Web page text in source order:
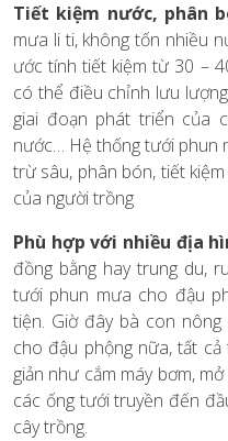
Tiết kiệm nước, phân
mưa li ti, không tốn nhiều
ước tính tiết kiệm từ 30 –
có thể điều chỉnh lưu
giai đoạn phát triển của
nước… Hệ thống tưới phun
trừ sâu, phân bón, tiết
của người trồng
Phù hợp với nhiều địa
đồng bằng hay trung du,
tưới phun mưa cho đậu
tiện. Giờ đây bà con
cho đậu phộng nữa, tất
giản như cắm máy bơm,
các ống tưới truyền đến
cây trồng.